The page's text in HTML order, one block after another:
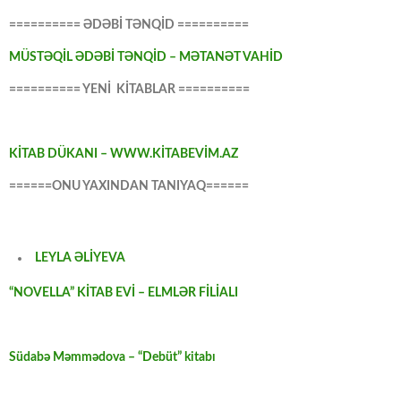
========== ƏDƏBİ TƏNQİD ==========
MÜSTƏQİL ƏDƏBİ TƏNQİD – MƏTANƏT VAHİD
========== YENİ KİTABLAR ==========
KİTAB DÜKANI – WWW.KİTABEVİM.AZ
======ONU YAXINDAN TANIYAQ======
LEYLA ƏLİYEVA
“NOVELLA” KİTAB EVİ – ELMLƏR FİLİALI
Südabə Məmmədova – “Debüt” kitabı